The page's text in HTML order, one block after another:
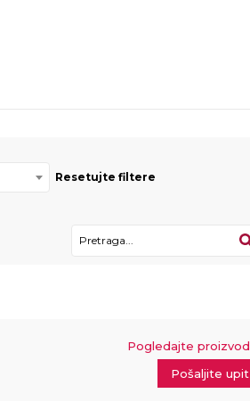
Resetujte filtere
Pogledajte proizvod
Pošaljite upit